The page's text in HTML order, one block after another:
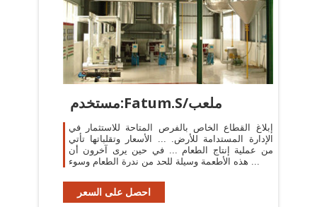
مستخدم:Fatum.S/ملعب
إبلاغ القطاع الخاص بالفرص المتاحة للاستثمار في
الإدارة المستدامة للأرض. ... الأسعار وتقلباتها تأتي
من عملية إنتاج الطعام ... في حين يرى آخرون أن
هذه الأطعمة وسيلة للحد من ندرة الطعام وسوء ...
احصل على السعر